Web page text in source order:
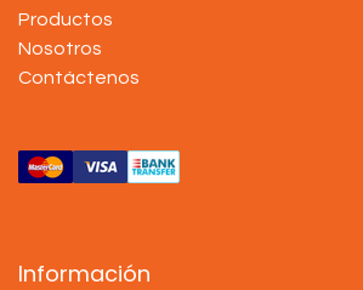
Productos
Nosotros
Contáctenos
Información